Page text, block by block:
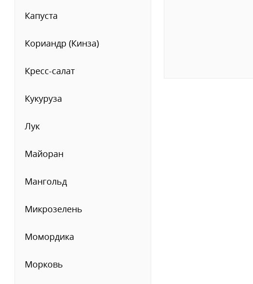
Капуста
Кориандр (Кинза)
Кресс-салат
Кукуруза
Лук
Майоран
Мангольд
Микрозелень
Момордика
Морковь